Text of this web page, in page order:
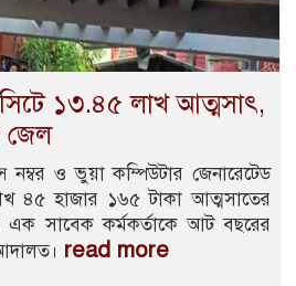
১৩.৪৫ লাখ আত্মসাৎ,
জেল
নম্বর ও ভুয়া কম্পিউটার জেনারেটেড
৪৫ হাজার ১৬৫ টাকা আত্মসাতের
এক সাবেক কর্মকর্তাকে আট বছরের
read more